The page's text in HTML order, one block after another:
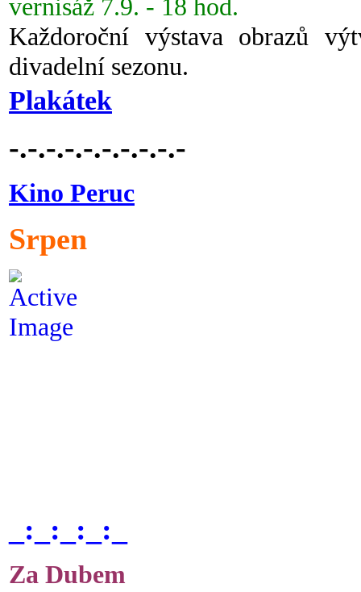
vernisáž 7.9. - 18 hod.
Každoroční výstava obrazů
divadelní sezonu.
Plakátek
-.-.-.-.-.-.-.-.-.-
Kino Peruc
Srpen
_:_:_:_:_
Za Dubem